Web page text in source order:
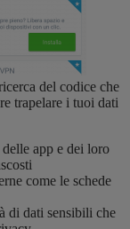
del codice che
trapelare i tuoi dati
app e dei loro
come le schede
di dati sensibili che